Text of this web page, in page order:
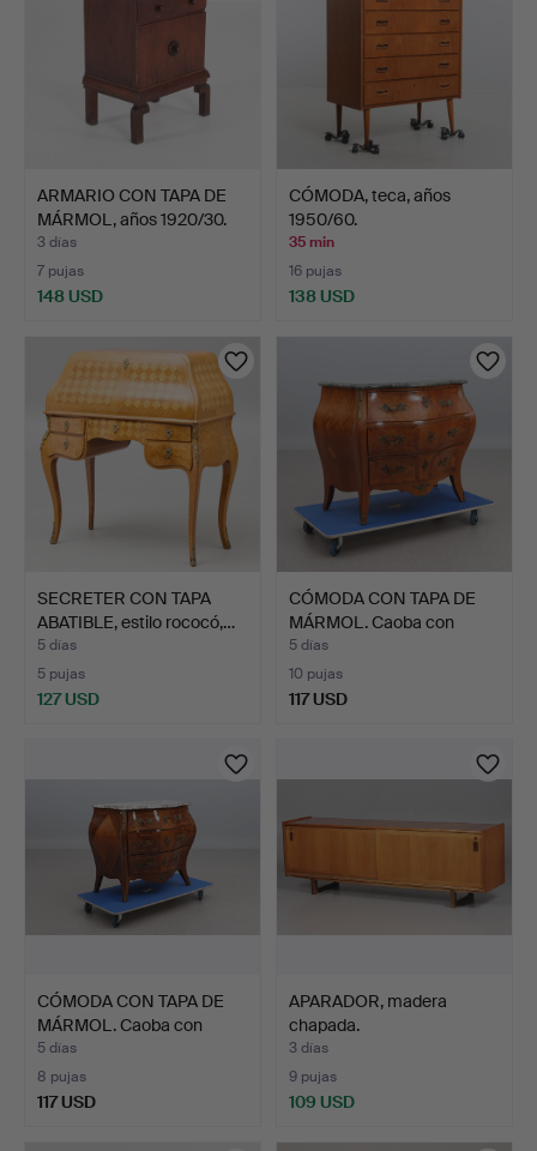
ARMARIO CON TAPA DE
MÁRMOL, años 1920/30.
3 días
7 pujas
148 USD
CÓMODA, teca, años
1950/60.
35 min
16 pujas
138 USD
SECRETER CON TAPA
ABATIBLE, estilo rococó,…
5 días
5 pujas
127 USD
CÓMODA CON TAPA DE
MÁRMOL. Caoba con
herra…
5 días
10 pujas
117 USD
CÓMODA CON TAPA DE
MÁRMOL. Caoba con
herra…
5 días
8 pujas
117 USD
APARADOR, madera
chapada.
3 días
9 pujas
109 USD